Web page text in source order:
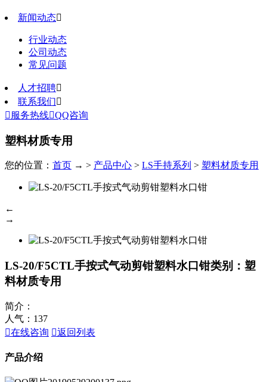
新闻动态
行业动态
公司动态
常见问题
人才招聘
联系我们
 服务热线QQ咨询
塑料材质专用
您的位置： 首页 → > 产品中心 > LS手持系列 > 塑料材质专用
←
→
LS-20/F5CTL手按式气动剪钳塑料水口钳类别：塑
料材质专用
简介：
人气： 137
在线咨询 返回列表
产品介绍